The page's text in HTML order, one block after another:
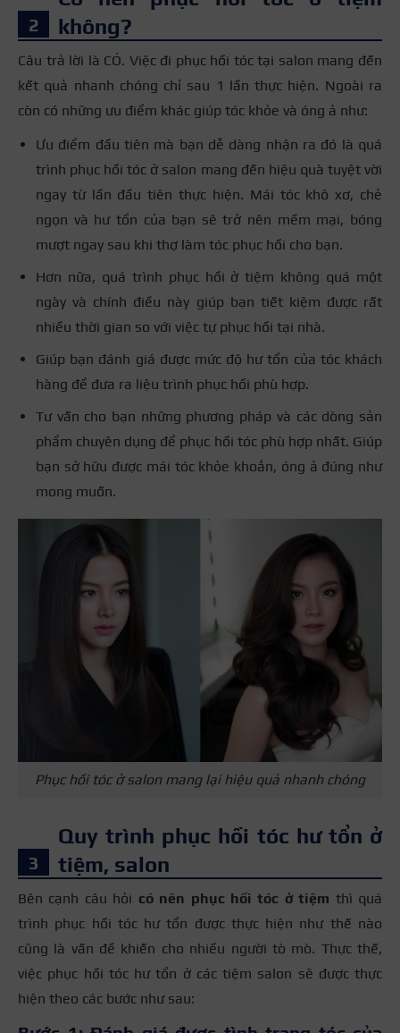
không?
Câu trả lời là CÓ. Việc đi phục hồi tóc tại salon mang đến
kết quả nhanh chóng chỉ sau 1 lần thực hiện. Ngoài ra
còn có những ưu điểm khác giúp tóc khỏe và óng ả như:
Ưu điểm đầu tiên mà bạn dễ dàng nhận ra đó là quá
trình phục hồi tóc ở salon mang đến hiệu quà tuyệt vời
ngay từ lần đầu tiên thực hiện. Mái tóc khô xơ, chẻ
ngọn và hư tổn của bạn sẽ trở nên mềm mại, bóng
mượt ngay sau khi thợ làm tóc phục hồi cho bạn.
Hơn nữa, quá trình phục hồi ở tiệm không quá một
ngày và chính điều này giúp bạn tiết kiệm được rất
nhiều thời gian so với việc tự phục hồi tại nhà.
Giúp bạn đánh giá được mức độ hư tổn của tóc khách
hàng để đưa ra liệu trình phục hồi phù hợp.
Tư vấn cho bạn những phương pháp và các dòng sản
phẩm chuyên dụng để phục hồi tóc phù hợp nhất. Giúp
bạn sở hữu được mái tóc khỏe khoắn, óng ả đúng như
mong muốn.
Phục hồi tóc ở salon mang lại hiệu quả nhanh chóng
Quy trình phục hồi tóc hư tổn ở
tiệm, salon
Bên cạnh câu hỏi có nên phục hồi tóc ở tiệm thì quá
trình phục hồi tóc hư tổn được thực hiện như thế nào
cũng là vấn đề khiến cho nhiều người tò mò. Thực thế,
việc phục hồi tóc hư tổn ở các tiệm salon sẽ được thực
hiện theo các bước như sau: